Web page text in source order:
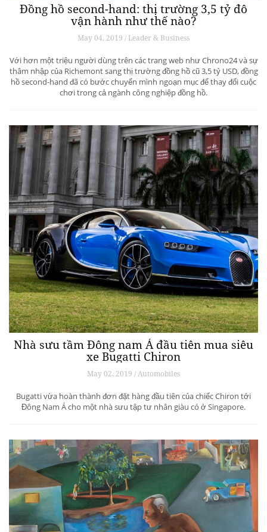
Đồng hồ second-hand: thị trường 3,5 tỷ đô
vận hành như thế nào?
May 04, 2019 / Leader & Business
Với hơn một triệu người dùng trên các trang web như Chrono24 và sự
thâm nhập của Richemont sang thị trường đồng hồ cũ 3,5 tỷ USD, đồng
hồ second-hand đã có bước chuyển mình ngoạn mục để thay đổi cuộc
chơi trong cả ngành công nghiệp đồng hồ.
Nhà sưu tầm Đông nam Á đầu tiên mua siêu
xe Bugatti Chiron
May 02, 2019 / Automobiles
Bugatti vừa hoàn thành đơn đặt hàng đầu tiên của chiếc Chiron tới
Đông Nam Á cho một nhà sưu tập tư nhân giàu có ở Singapore.